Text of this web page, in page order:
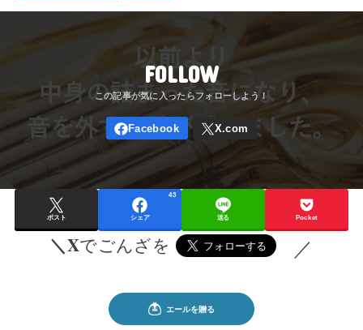
FOLLOW
ポスト シェア
43
送る Pocket
＼Xでごんざを ／